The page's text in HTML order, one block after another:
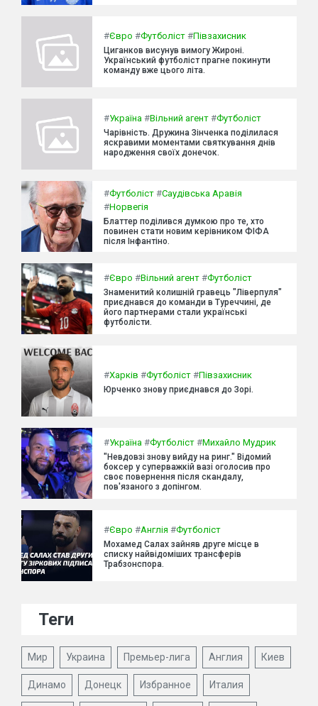
#Євро #Футболіст #Півзахисник
Циганков висунув вимогу Жироні.
Український футболіст прагне покинути
команду вже цього літа.
#Україна #Вільний агент #Футболіст
Чарівність. Дружина Зінченка поділилася
яскравими моментами святкування днів
народження своїх донечок.
#Футболіст #Саудівська Аравія
#Норвегія
Блаттер поділився думкою про те, хто
повинен стати новим керівником ФІФА
після Інфантіно.
#Євро #Вільний агент #Футболіст
Знаменитий колишній гравець "Ліверпуля"
приєднався до команди в Туреччині, де
його партнерами стали українські
футболісти.
#Харків #Футболіст #Півзахисник
Юрченко знову приєднався до Зорі.
#Україна #Футболіст #Михайло Мудрик
"Невдовзі знову вийду на ринг." Відомий
боксер у суперважкій вазі оголосив про
своє повернення після скандалу,
пов'язаного з допінгом.
#Євро #Англія #Футболіст
Мохамед Салах зайняв друге місце в
списку найвідоміших трансферів
Трабзонспора.
Теги
Мир Украина Премьер-лига Англия Киев
Динамо Донецк Избранное Италия